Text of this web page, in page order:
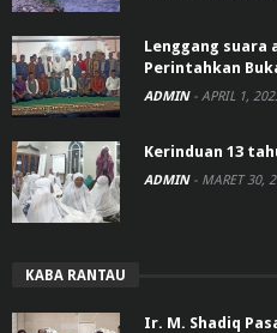
Lenggang suara
Perintahkan
ADMIN - APRIL 1,
Kerinduan 13
ADMIN - MARET 30,
KABA RANTAU
Ir. M. Shadiq